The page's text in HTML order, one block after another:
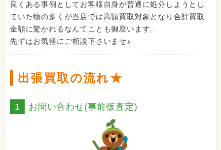
良くある事例としてお客様自身が普通に処分しようとし
ていた物の多くが当店では高額買取対象となり合計買取
金額に驚かれるなんてことも御座います。
先ずはお気軽にご相談下さいませ♪
出張買取の流れ★
1 お問い合わせ(事前仮査定)